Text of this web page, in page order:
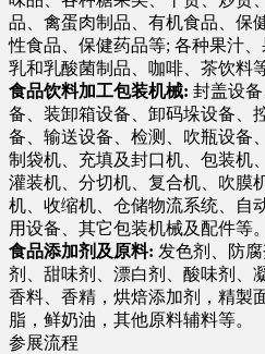
品、禽蛋肉制品、有机食品、保
性食品、保健药品等; 各种果汁、
乳和乳酸菌制品、咖啡、茶饮料等
食品饮料加工包装机械: 封盖设
备、装卸箱设备、卸码垛设备、
备、输送设备、检测、吹瓶设备
制袋机、充填及封口机、包装机
灌装机、分切机、复合机、吹膜
机、收缩机、仓储物流系统、自
用设备、其它包装机械及配件等。
食品添加剂及原料: 发色剂、防
剂、甜味剂、漂白剂、酸味剂、
香料、香精，烘焙添加剂，精製
脂，鲜奶油，其他原料辅料等。
参展流程